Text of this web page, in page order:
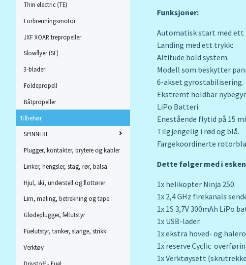
Thin electric (TE)
Forbrenningsmotor
JXF XOAR trepropeller
Slowflyer (SF)
3-blader
Foldepropell
Båtpropeller
Tilbehør
SPINNERE
Plugger, kontakter, brytere og kabler
Linker, hengsler, stag, rør, balsa
Hjul, ski, understell og flottører
Lim, maling, betrekning og tape
Glødeplugger, feltutstyr
Fuelutstyr, tanker, slange, strikk
Verktøy
Drivstoff - Fuel
Funksjoner:
Automatisk start med ett
Landing med ett trykk:
Altitude hold system.
Modell som beskytter
6-akset gyrostabilisering.
Ekstremt holdbar
LiPo Batteri.
Enestående flytid på 15
Tilgjengelig i rød og blå.
Fargekoordinerte
Dette følger med i
1x helikopter Ninja 250.
1x 2,4 GHz firekanals
1x 1S 3,7V 300mAh LiPo
1x USB-lader.
1x ekstra hoved- og
1x reserve Cyclic
1x Verktøysett